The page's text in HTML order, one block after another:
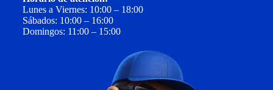
Lunes a Viernes: 10:00 – 18:00
Sábados: 10:00 – 16:00
Domingos: 11:00 – 15:00